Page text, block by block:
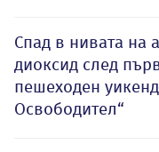
Спад в нивата на
диоксид след
пешеходен
Освободител“